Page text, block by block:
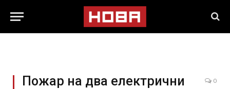
Пожар на два електрични
0